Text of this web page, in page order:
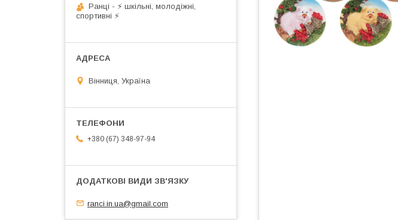
Ранці - ⚡ шкільні, молодіжні,
спортивні ⚡
Вінниця, Україна
+380 (67) 348-97-94
ranci.in.ua@gmail.com